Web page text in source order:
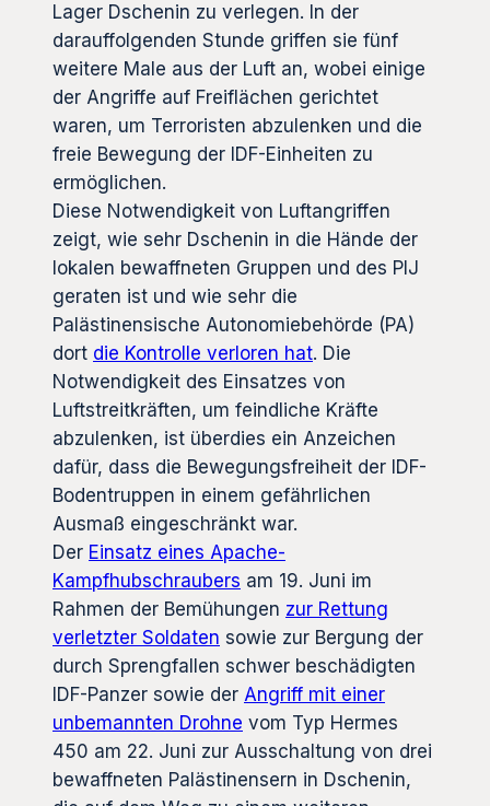
Lager Dschenin zu verlegen. In der
darauffolgenden Stunde griffen sie fünf
weitere Male aus der Luft an, wobei einige
der Angriffe auf Freiflächen gerichtet
waren, um Terroristen abzulenken und die
freie Bewegung der IDF-Einheiten zu
ermöglichen.
Diese Notwendigkeit von Luftangriffen
zeigt, wie sehr Dschenin in die Hände der
lokalen bewaffneten Gruppen und des PIJ
geraten ist und wie sehr die
Palästinensische Autonomiebehörde (PA)
dort die Kontrolle verloren hat. Die
Notwendigkeit des Einsatzes von
Luftstreitkräften, um feindliche Kräfte
abzulenken, ist überdies ein Anzeichen
dafür, dass die Bewegungsfreiheit der IDF-
Bodentruppen in einem gefährlichen
Ausmaß eingeschränkt war.
Der Einsatz eines Apache-
Kampfhubschraubers am 19. Juni im
Rahmen der Bemühungen zur Rettung
verletzter Soldaten sowie zur Bergung der
durch Sprengfallen schwer beschädigten
IDF-Panzer sowie der Angriff mit einer
unbemannten Drohne vom Typ Hermes
450 am 22. Juni zur Ausschaltung von drei
bewaffneten Palästinensern in Dschenin,